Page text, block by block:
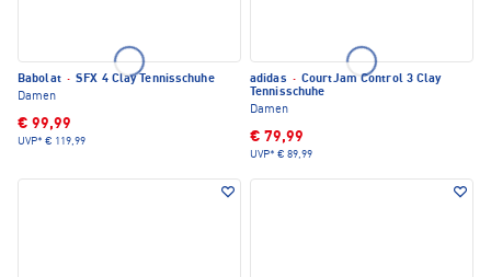
Babolat · SFX 4 Clay Tennisschuhe
Damen
€ 99,99
UVP* € 119,99
adidas · CourtJam Control 3 Clay
Tennisschuhe
Damen
€ 79,99
UVP* € 89,99